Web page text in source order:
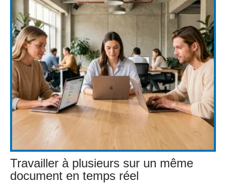
Travailler à plusieurs sur un même
document en temps réel